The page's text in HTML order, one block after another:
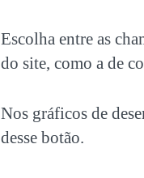
Escolha entre as
do site, como a de
Nos gráficos de
desse botão.